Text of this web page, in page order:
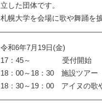
立した団体です。
札幌大学を会場に歌や舞踊を
令和6年7月19日(金)
17：45～ 受付開始
18：00～18：30 施設ツアー
18：30～19：00 アイヌの歌